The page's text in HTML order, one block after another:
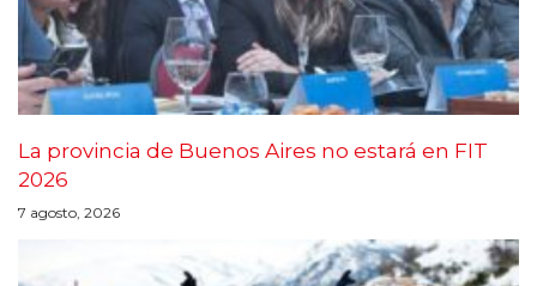
La provincia de Buenos Aires no estará en FIT
2026
7 agosto, 2026